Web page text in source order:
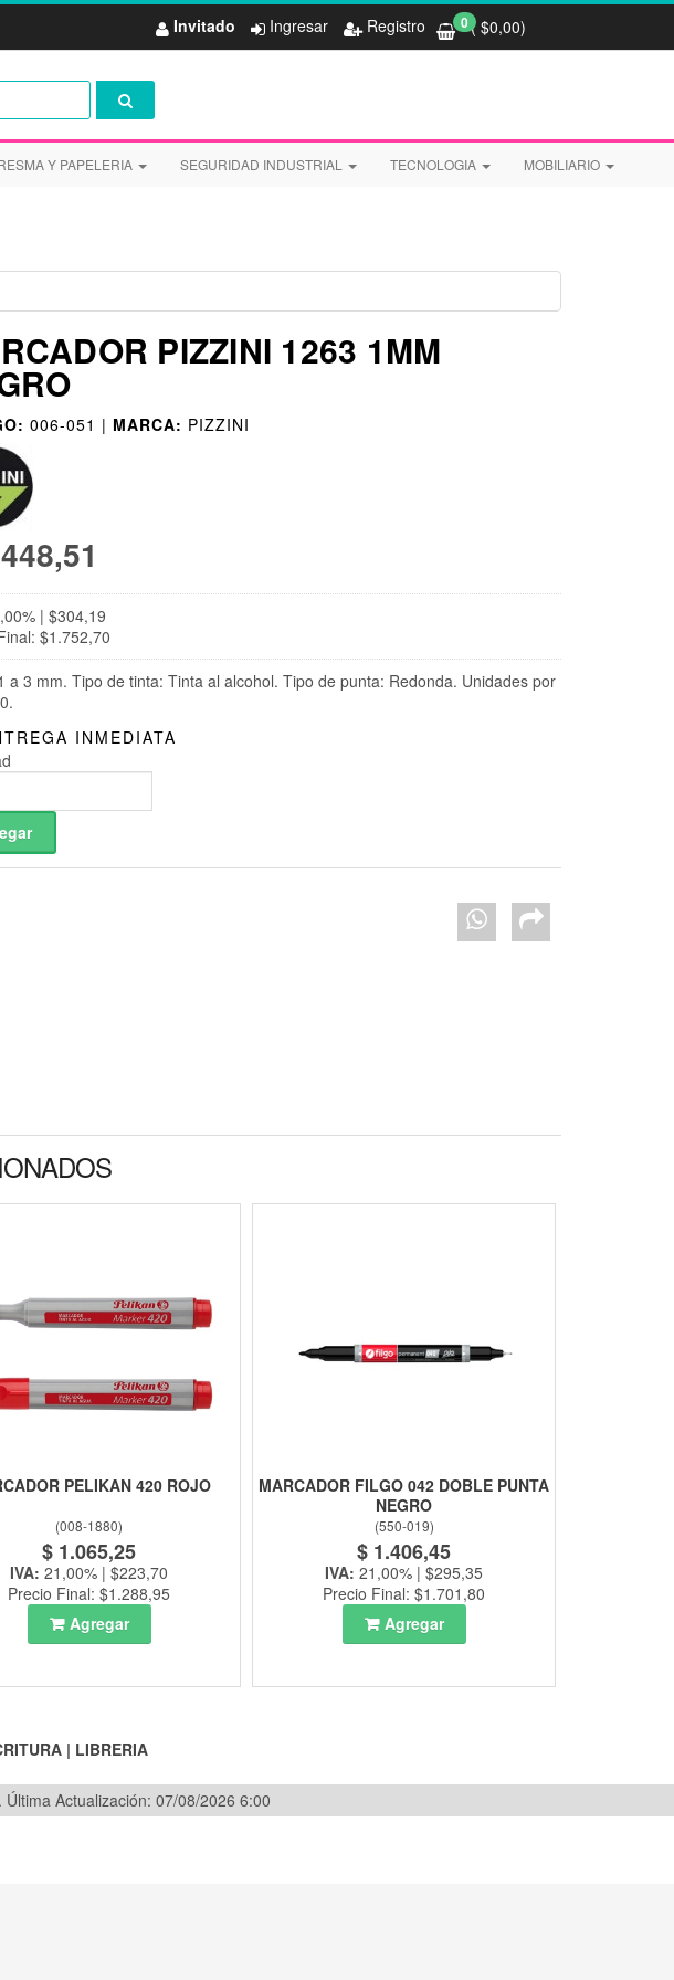
Invitado Ingresar Registro 0( $0,00)
Y PAPELERIA SEGURIDAD INDUSTRIAL TECNOLOGIA MOBILIARIO
PIZZINI 1263 1MM
006-051 | MARCA: PIZZINI
| $304,19
$1.752,70
a 3 mm. Tipo de tinta: Tinta al alcohol. Tipo de punta: Redonda. Unidades por
INMEDIATA
PELIKAN 420 ROJO
(008-1880)
$ 1.065,25
IVA: 21,00% | $223,70
Precio Final: $1.288,95
Agregar
MARCADOR FILGO 042 DOBLE PUNTA
NEGRO
(550-019)
$ 1.406,45
IVA: 21,00% | $295,35
Precio Final: $1.701,80
Agregar
| LIBRERIA
Última Actualización: 07/08/2026 6:00